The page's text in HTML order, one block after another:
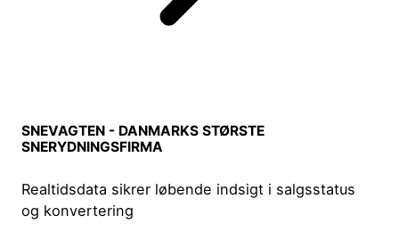
SNEVAGTEN - DANMARKS STØRSTE
SNERYDNINGSFIRMA
Realtidsdata sikrer løbende indsigt i salgsstatus
og konvertering